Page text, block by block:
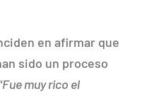
en afirmar que
sido un proceso
Fue muy rico el